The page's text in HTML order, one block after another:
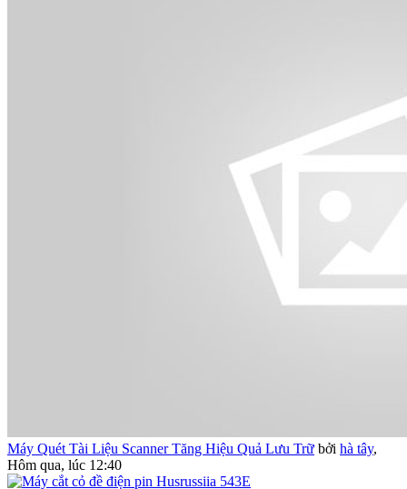
Máy Quét Tài Liệu Scanner Tăng Hiệu Quả Lưu Trữ bởi hà tây,
Hôm qua, lúc 12:40